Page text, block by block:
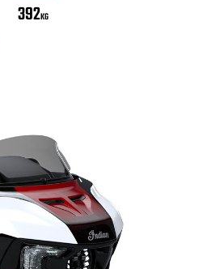
392KG